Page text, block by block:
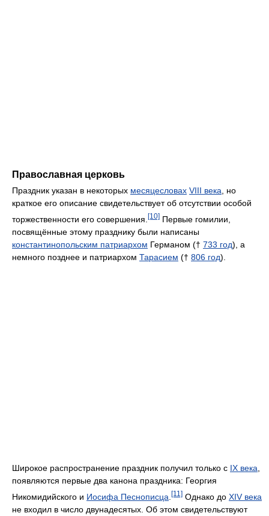
Православная церковь
Праздник указан в некоторых месяцесловах VIII века, но
краткое его описание свидетельствует об отсутствии особой
торжественности его совершения. [10] Первые гомилии,
посвящённые этому празднику были написаны
константинопольским патриархом Германом († 733 год), а
немного позднее и патриархом Тарасием († 806 год).
Широкое распространение праздник получил только с IX века
появляются первые два канона праздника: Георгия
Никомидийского и Иосифа Песнописца [11] Однако до XIV века
не входил в число двунадесятых. Об этом свидетельствуют